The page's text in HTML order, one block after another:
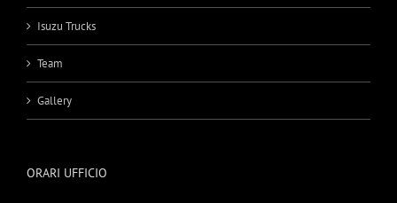
Isuzu Trucks
Team
Gallery
ORARI UFFICIO